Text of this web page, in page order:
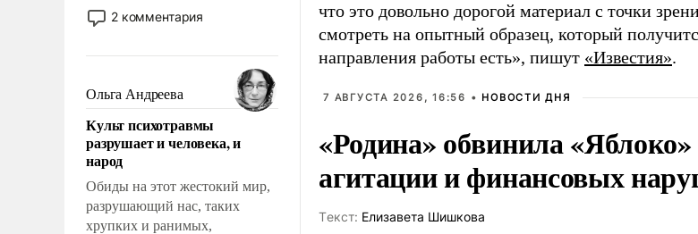
применение которых уже
стало обыденностью. Задача по
сложна и амбициозна. Однако
и ее реализация радикально
поднимет наши боевые
возможности.
2 комментария
Ольга Андреева
Культ психотравмы
разрушает и человека, и
народ
Обиды на этот жестокий мир,
разрушающий нас, таких
хрупких и ранимых,
что это довольно дорогой материал с точки
смотреть на опытный образец, который
направления работы есть», пишут «Известия».
7 АВГУСТА 2026, 16:56 • НОВОСТИ ДНЯ
«Родина» обвинила
агитации и финансовых
Tекст: Елизавета Шишкова